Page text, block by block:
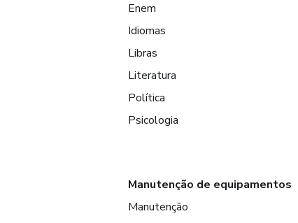
Enem
Idiomas
Libras
Literatura
Política
Psicologia
Manutenção de equipamentos
Manutenção